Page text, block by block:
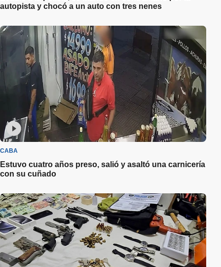
autopista y chocó a un auto con tres nenes
CABA
Estuvo cuatro años preso, salió y asaltó una carnicería
con su cuñado